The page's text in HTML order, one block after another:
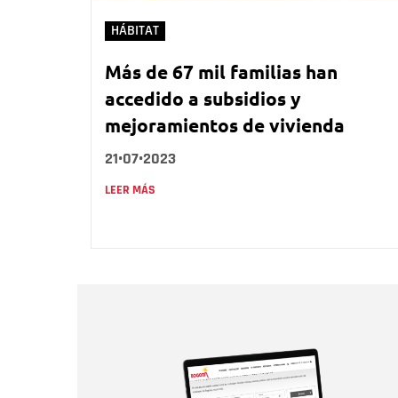
HÁBITAT
Más de 67 mil familias han
accedido a subsidios y
mejoramientos de vivienda
21•07•2023
LEER MÁS